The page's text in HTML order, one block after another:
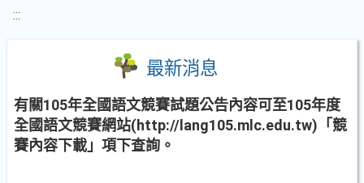
:::
最新消息
有關105年全國語文競賽試題公告內容可至105年度
全國語文競賽網站(http://lang105.mlc.edu.tw)「競
賽內容下載」項下查詢。